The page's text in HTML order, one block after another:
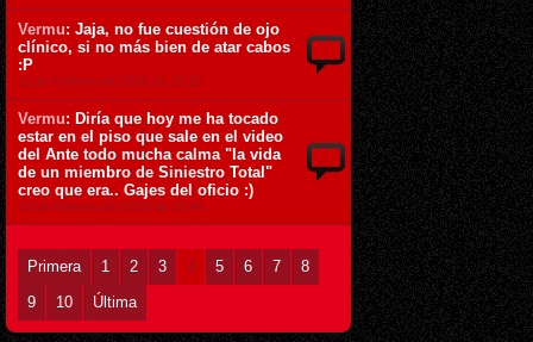
Vermu: Jaja, no fue cuestión de ojo
clínico, si no más bien de atar cabos
:P
11 de Febrero de 2015 ás 15:10
Vermu: Diría que hoy me ha tocado
estar en el piso que sale en el video
del Ante todo mucha calma "la vida
de un miembro de Siniestro Total"
creo que era.. Gajes del oficio :)
10 de Febrero de 2015 ás 15:48
Primera 1 2 3 4 5 6 7
8
9
10 Última